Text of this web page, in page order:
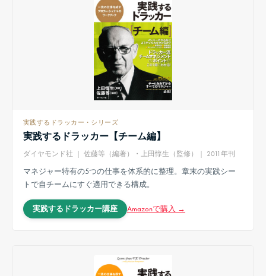
実践するドラッカー・シリーズ
実践するドラッカー【チーム編】
ダイヤモンド社 ｜ 佐藤等（編著）・上田惇生（監修）｜ 2011年刊
マネジャー特有の5つの仕事を体系的に整理。章末の実践シー
トで自チームにすぐ適用できる構成。
実践するドラッカー講座 Amazonで購入 →